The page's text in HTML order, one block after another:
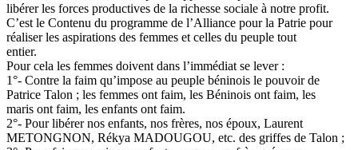
libérer les forces productives de la richesse sociale à notre profit.
C’est le Contenu du programme de l’Alliance pour la Patrie pour
réaliser les aspirations des femmes et celles du peuple tout
entier.
Pour cela les femmes doivent dans l’immédiat se lever :
1°- Contre la faim qu’impose au peuple béninois le pouvoir de
Patrice Talon ; les femmes ont faim, les Béninois ont faim, les
maris ont faim, les enfants ont faim.
2°- Pour libérer nos enfants, nos frères, nos époux, Laurent
METONGNON, Rékya MADOUGOU, etc. des griffes de Talon ;